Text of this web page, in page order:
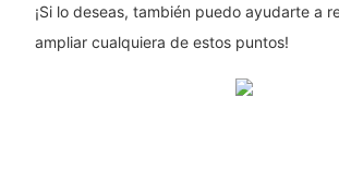
¡Si lo deseas, también puedo ayudarte a
ampliar cualquiera de estos puntos!